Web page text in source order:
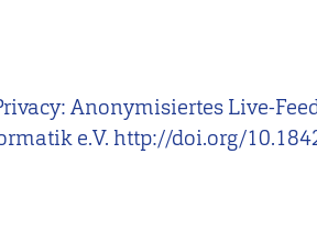
Anonymisiertes Live-
e.V. http://doi.org/